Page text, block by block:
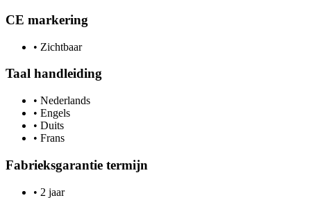
CE markering
• Zichtbaar
Taal handleiding
• Nederlands
• Engels
• Duits
• Frans
Fabrieksgarantie termijn
• 2 jaar